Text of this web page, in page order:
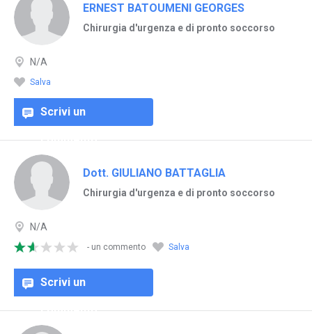
ERNEST BATOUMENI GEORGES
Chirurgia d'urgenza e di pronto soccorso
N/A
Salva
Scrivi un
commento
Dott. GIULIANO BATTAGLIA
Chirurgia d'urgenza e di pronto soccorso
N/A
- un commento Salva
Scrivi un
commento